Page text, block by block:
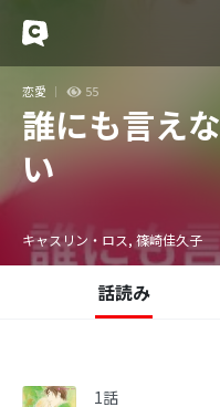
恋愛 55
誰にも言えな
い
キャスリン・ロス, 篠崎佳久子
話読み
1話